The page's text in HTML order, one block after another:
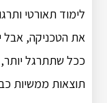
לימוד תאורטי
את הטכניקה, אבל
ככל שתתרגל יותר,
תוצאות ממשיות